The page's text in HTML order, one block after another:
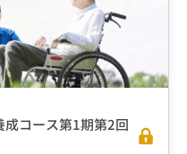
コース第1期第2回